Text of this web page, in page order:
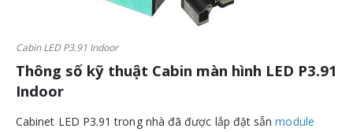
Cabin LED P3.91 Indoor
Thông số kỹ thuật Cabin màn hình LED P3.91
Indoor
Cabinet LED P3.91 trong nhà đã được lắp đặt sẵnmodule